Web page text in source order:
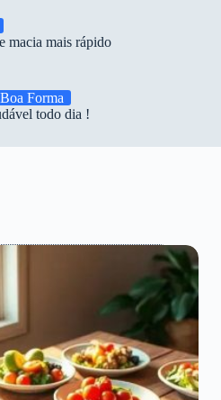
macia mais rápido
Forma
todo dia !